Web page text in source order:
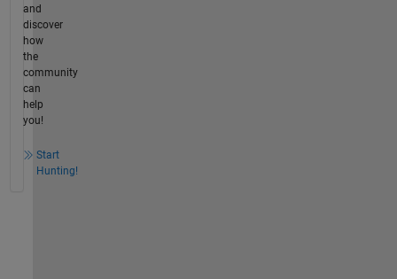
and
discover
how
the
community
can
help
you!
Start
Hunting!